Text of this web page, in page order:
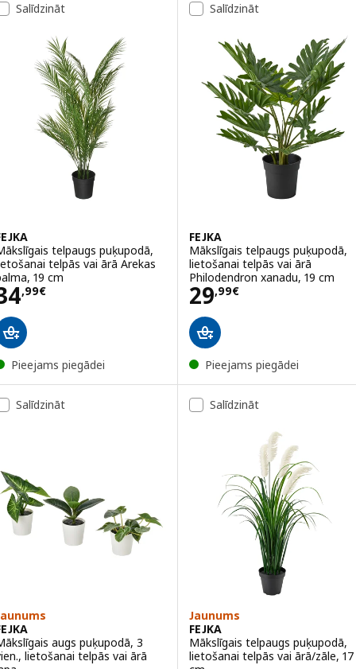
Salīdzināt
telpaugs puķupodā,
telpās vai ārā Arekas
19 cm
,99€34,99€
Pieejams piegādei
Salīdzināt
FEJKA
Mākslīgais telpaugs puķupodā,
lietošanai telpās vai ārā
Philodendron xanadu, 19 cm
29,99€
Cena 29,99€
Pieejams piegādei
Salīdzināt
augs puķupodā, 3
lietošanai telpās vai ārā
Salīdzināt
Jaunums
FEJKA
Mākslīgais telpaugs puķupodā,
lietošanai telpās vai ārā/zāle, 17